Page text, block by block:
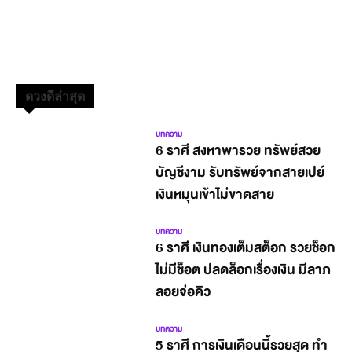
ดวงดีล่าสุด
บทความ
6 ราศี สิงหาพารวย ทรัพย์สวย
บัญชีงาม รับทรัพย์จากสายเปย์
เงินหมุนเข้าไม่ขาดสาย
บทความ
6 ราศี เงินทองเต็มสต็อก รวยช็อก
ไม่มีช็อต ปลดล็อกเรื่องเงิน มีลาภ
ลอยจ่อคิว
บทความ
5 ราศี การเงินเดือนนี้รวยสุด ทำ